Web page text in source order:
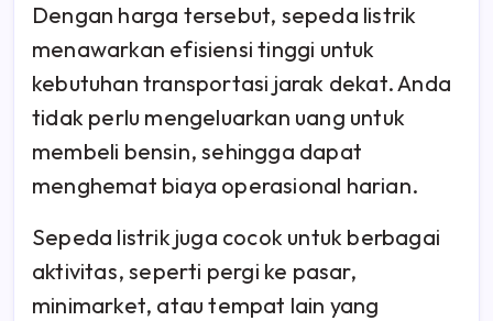
Dengan harga tersebut, sepeda listrik
menawarkan efisiensi tinggi untuk
kebutuhan transportasi jarak dekat. Anda
tidak perlu mengeluarkan uang untuk
membeli bensin, sehingga dapat
menghemat biaya operasional harian.
Sepeda listrik juga cocok untuk berbagai
aktivitas, seperti pergi ke pasar,
minimarket, atau tempat lain yang